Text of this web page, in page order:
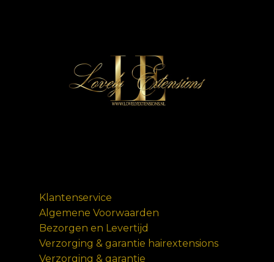
Klantenservice
Algemene Voorwaarden
Bezorgen en Levertijd
Verzorging & garantie hairextensions
Verzorging & garantie